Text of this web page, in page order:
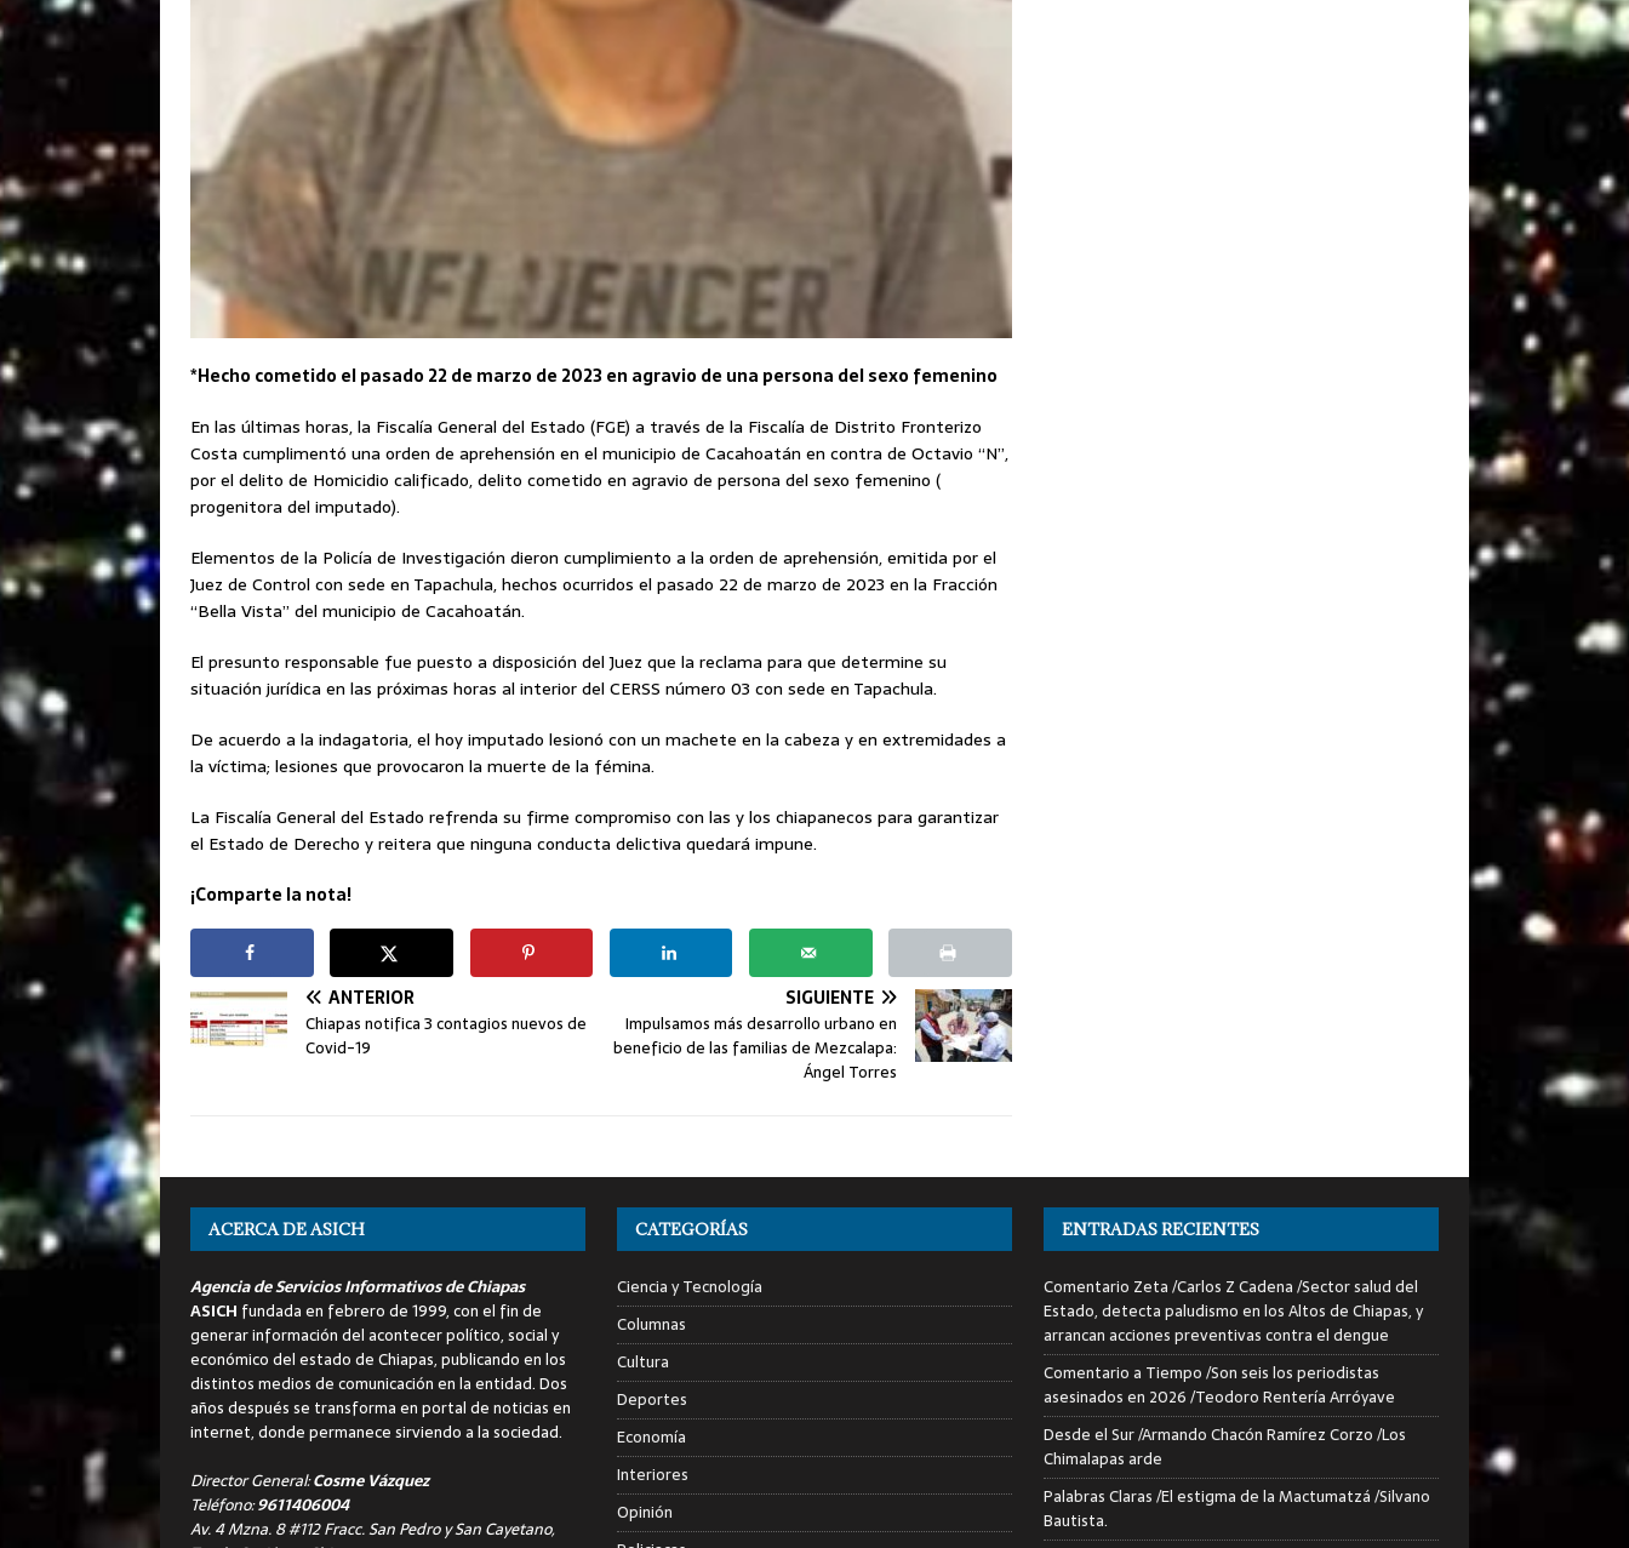
*Hecho cometido el pasado 22 de marzo de 2023 en agravio de una persona del sexo femenino
En las últimas horas, la Fiscalía General del Estado (FGE) a través de la Fiscalía de Distrito Fronterizo
Costa cumplimentó una orden de aprehensión en el municipio de Cacahoatán en contra de Octavio “N”,
por el delito de Homicidio calificado, delito cometido en agravio de persona del sexo femenino (
progenitora del imputado).
Elementos de la Policía de Investigación dieron cumplimiento a la orden de aprehensión, emitida por el
Juez de Control con sede en Tapachula, hechos ocurridos el pasado 22 de marzo de 2023 en la Fracción
“Bella Vista” del municipio de Cacahoatán.
El presunto responsable fue puesto a disposición del Juez que la reclama para que determine su
situación jurídica en las próximas horas al interior del CERSS número 03 con sede en Tapachula.
De acuerdo a la indagatoria, el hoy imputado lesionó con un machete en la cabeza y en extremidades a
la víctima; lesiones que provocaron la muerte de la fémina.
La Fiscalía General del Estado refrenda su firme compromiso con las y los chiapanecos para garantizar
el Estado de Derecho y reitera que ninguna conducta delictiva quedará impune.
¡Comparte la nota!
ANTERIOR
Chiapas notifica 3 contagios nuevos de
Covid-19
SIGUIENTE
Impulsamos más desarrollo urbano en
beneficio de las familias de Mezcalapa:
Ángel Torres
ACERCA DE ASICH
Agencia de Servicios Informativos de Chiapas
ASICH fundada en febrero de 1999, con el fin de
generar información del acontecer político, social y
económico del estado de Chiapas, publicando en los
distintos medios de comunicación en la entidad. Dos
años después se transforma en portal de noticias en
internet, donde permanece sirviendo a la sociedad.
Director General:Cosme Vázquez
Teléfono:9611406004
Av. 4 Mzna. 8 #112 Fracc. San Pedro y San Cayetano,
CATEGORÍAS
Ciencia y Tecnología
Columnas
Cultura
Deportes
Economía
Interiores
Opinión
ENTRADAS RECIENTES
Comentario Zeta /Carlos Z Cadena /Sector salud del
Estado, detecta paludismo en los Altos de Chiapas, y
arrancan acciones preventivas contra el dengue
Comentario a Tiempo /Son seis los periodistas
asesinados en 2026 /Teodoro Rentería Arróyave
Desde el Sur /Armando Chacón Ramírez Corzo /Los
Chimalapas arde
Palabras Claras /El estigma de la Mactumatzá /Silvano
Bautista.